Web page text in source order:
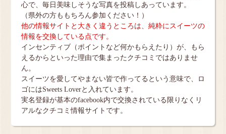
心で、毎日美味しそうな写真を投稿しあっています。
（県外の方ももちろん参加ください！）
他の情報サイトと大きく違うところは、純粋にスイーツの
情報を交換している点です。
インセンティブ（ポイントなど何かもらえたり）が、もら
えるからといった理由で集まったクチコミではありませ
ん。
スイーツを愛してやまない皆で作ってるという意味で、ロ
ゴにはSweets Loverと入れています。
実名登録が基本のfacebook内で交換されている限りなくリ
アルなクチコミ情報サイトです。